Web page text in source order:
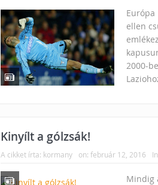
Európa
ellen
2000-
Kinyílt a gólzsák!
A cikket írta: kormany on: február 12, 2016
Mindig